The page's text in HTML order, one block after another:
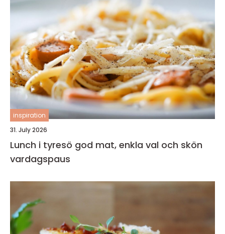
inspiration
31. July 2026
Lunch i tyresö god mat, enkla val och skön
vardagspaus